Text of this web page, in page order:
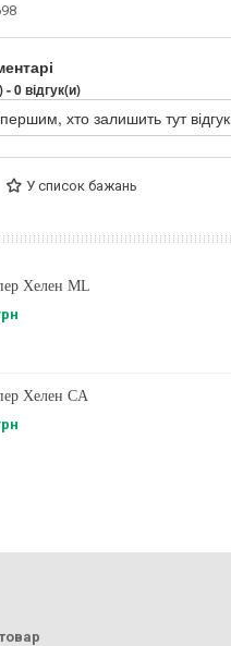
- 0 відгук(и)
хто залишить тут відгук
У список бажань
Хелен ML
Хелен CA